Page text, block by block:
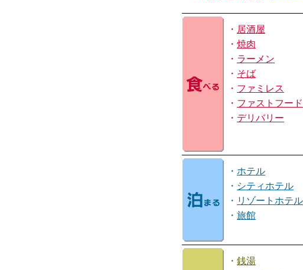
・ 居酒屋
・ 焼肉
・ ラーメン
・ そば
・ ファミレス
・ ファストフード
・ デリバリー
・ ホテル
・ シティホテル
・ リゾートホテル
・ 旅館
・ 銭湯